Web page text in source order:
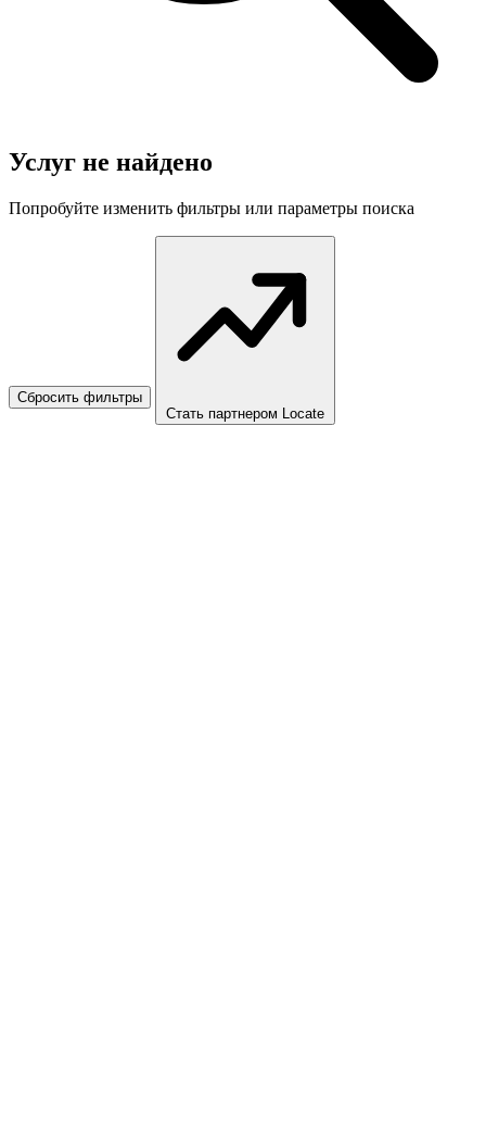
Услуг не найдено
Попробуйте изменить фильтры или параметры поиска
Сбросить фильтры
Стать партнером Locate